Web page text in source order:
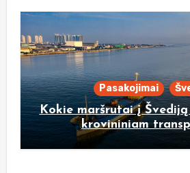
Pasakojimai
Kokie maršrutai į
krovininiam